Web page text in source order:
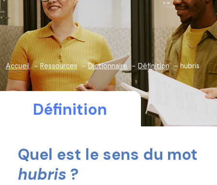
Accueil Ressources Dictionnaire Définition hubris
Définition
Quel est le sens du mot
hubris ?